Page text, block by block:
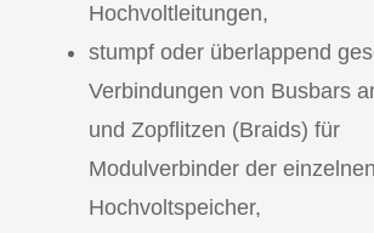
Hochvoltleitungen,
stumpf oder überlappend
Verbindungen von Busbars
und Zopflitzen (Braids) für
Modulverbinder der einzelnen
Hochvoltspeicher,